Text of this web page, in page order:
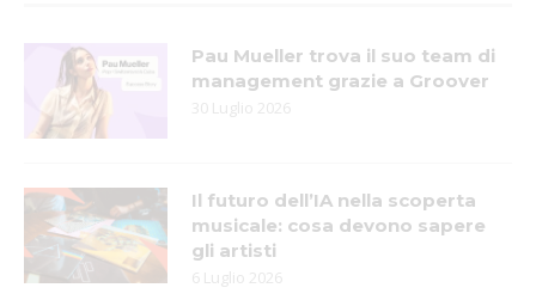
Pau Mueller trova il suo team di
management grazie a Groover
30 Luglio 2026
Il futuro dell’IA nella scoperta
musicale: cosa devono sapere
gli artisti
6 Luglio 2026